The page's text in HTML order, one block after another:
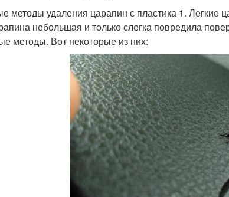
методы удаления царапин с пластика 1. Легкие
небольшая и только слегка повредила
методы. Вот некоторые из них: